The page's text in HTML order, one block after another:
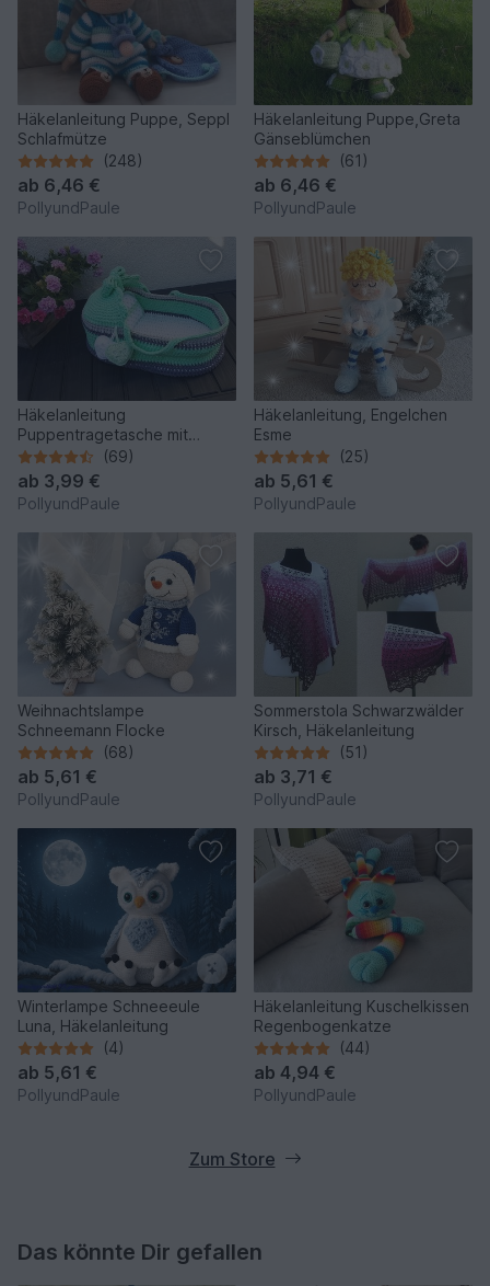
Häkelanleitung Puppe, Seppl
Schlafmütze
(248)
ab 6,46 €
PollyundPaule
Häkelanleitung Puppe,Greta
Gänseblümchen
(61)
ab 6,46 €
PollyundPaule
Häkelanleitung
Puppentragetasche mit
Babydecke & Kissen
(69)
ab 3,99 €
PollyundPaule
Häkelanleitung, Engelchen
Esme
(25)
ab 5,61 €
PollyundPaule
Weihnachtslampe
Schneemann Flocke
(68)
ab 5,61 €
PollyundPaule
Sommerstola Schwarzwälder
Kirsch, Häkelanleitung
(51)
ab 3,71 €
PollyundPaule
Winterlampe Schneeeule
Luna, Häkelanleitung
(4)
ab 5,61 €
PollyundPaule
Häkelanleitung Kuschelkissen
Regenbogenkatze
(44)
ab 4,94 €
PollyundPaule
Zum Store
Das könnte Dir gefallen